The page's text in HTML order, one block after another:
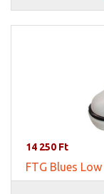
14 250 Ft
FTG Blues